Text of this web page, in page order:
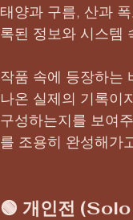
태양과 구름, 산과
록된 정보와 시스템
작품 속에 등장하는
나온 실제의 기록이
구성하는지를 보여
를 조용히 완성해가
🟢 개인전